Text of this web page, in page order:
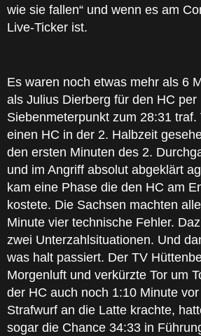
wie sie fallen“ und wenn es am
Live-Ticker ist.
Es waren noch etwas mehr als 6
als Julius Dierberg für den HC per
Siebenmeterpunkt zum 28:31 traf.
einen HC in der 2. Halbzeit
den ersten Minuten des 2.
und im Angriff absolut abgeklärt
kam eine Phase die den HC am
kostete. Die Sachsen machten
Minute vier technische Fehler.
zwei Unterzahlsituationen. Und
was halt passiert. Der TV
Morgenluft und verkürzte Tor um
der HC auch noch 1:10 Minute
Strafwurf an die Latte krachte,
sogar die Chance 34:33 in